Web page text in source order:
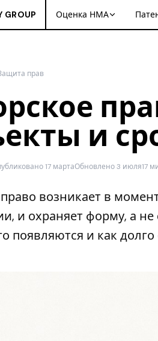
GROUP Оценка НМА
прав
и
17 мартаОбновлено 3 июля17
возникает в
и охраняет форму, а
появляются и как